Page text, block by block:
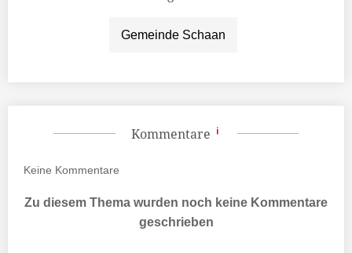
Gemeinde Schaan
Kommentare
Keine Kommentare
Zu diesem Thema wurden noch keine Kommentare
geschrieben